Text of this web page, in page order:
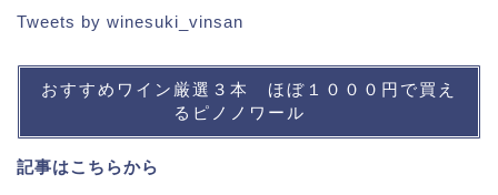
Tweets by winesuki_vinsan
おすすめワイン厳選３本 ほぼ１０００円で買え
るピノノワール
記事はこちらから